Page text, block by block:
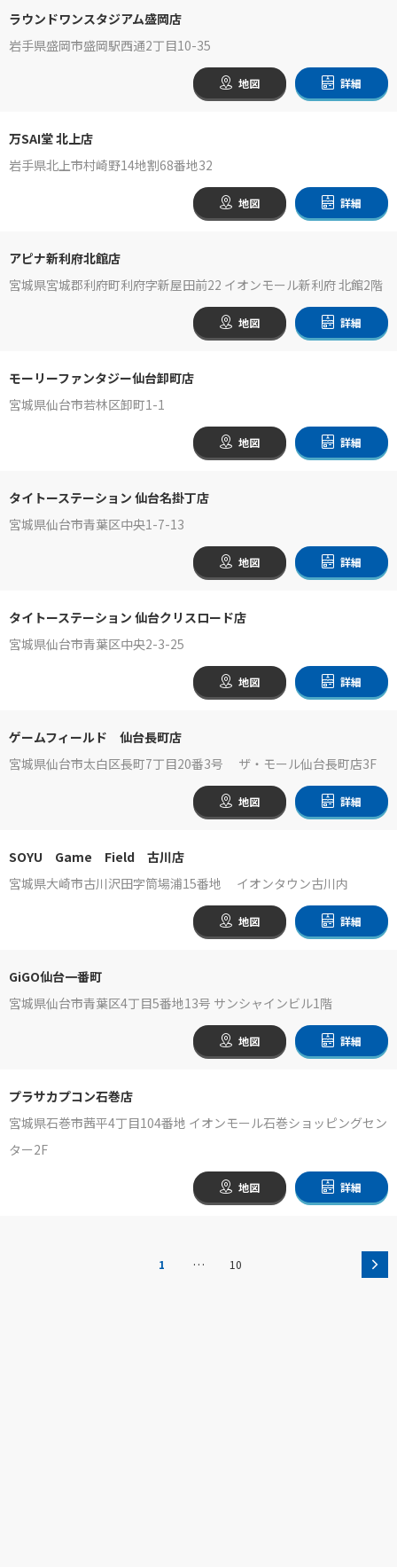
ラウンドワンスタジアム盛岡店
岩手県盛岡市盛岡駅西通2丁目10-35
地図 詳細
万SAI堂 北上店
岩手県北上市村崎野14地割68番地32
地図 詳細
アピナ新利府北館店
宮城県宮城郡利府町利府字新屋田前22 イオンモール新利府 北館2階
地図 詳細
モーリーファンタジー仙台卸町店
宮城県仙台市若林区卸町1-1
地図 詳細
タイトーステーション 仙台名掛丁店
宮城県仙台市青葉区中央1-7-13
地図 詳細
タイトーステーション 仙台クリスロード店
宮城県仙台市青葉区中央2-3-25
地図 詳細
ゲームフィールド 仙台長町店
宮城県仙台市太白区長町7丁目20番3号 ザ・モール仙台長町店3F
地図 詳細
SOYU Game Field 古川店
宮城県大崎市古川沢田字筒場浦15番地 イオンタウン古川内
地図 詳細
GiGO仙台一番町
宮城県仙台市青葉区4丁目5番地13号 サンシャインビル1階
地図 詳細
プラサカプコン石巻店
宮城県石巻市茜平4丁目104番地 イオンモール石巻ショッピングセン
ター2F
地図 詳細
1 … 10